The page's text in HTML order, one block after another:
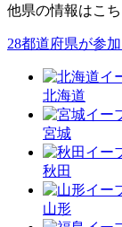
他県の情報はこ
28都道府県が参加
北海道
宮城
秋田
山形